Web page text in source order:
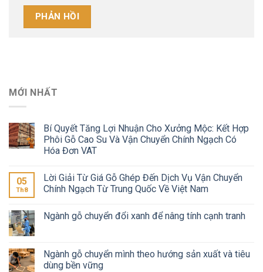
MỚI NHẤT
Bí Quyết Tăng Lợi Nhuận Cho Xưởng Mộc: Kết Hợp
Phôi Gỗ Cao Su Và Vận Chuyển Chính Ngạch Có
Hóa Đơn VAT
05
Th8
Lời Giải Từ Giá Gỗ Ghép Đến Dịch Vụ Vận Chuyển
Chính Ngạch Từ Trung Quốc Về Việt Nam
Ngành gỗ chuyển đổi xanh để nâng tính cạnh tranh
Ngành gỗ chuyển mình theo hướng sản xuất và tiêu
dùng bền vững